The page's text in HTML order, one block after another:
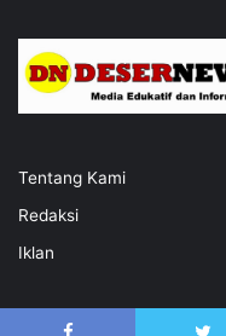
Tentang Kami
Redaksi
Iklan